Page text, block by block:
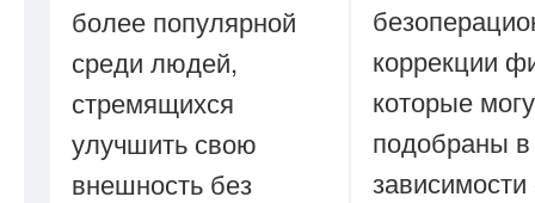
более популярной
среди людей,
стремящихся
улучшить свою
внешность без
коррекции
которые
подобраны в
зависимости